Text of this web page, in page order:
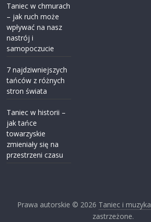
Taniec w chmurach
– jak ruch może
wpływać na nasz
nastrój i
samopoczucie
7 najdziwniejszych
tańców z różnych
stron świata
Taniec w historii –
jak tańce
towarzyskie
zmieniały się na
przestrzeni czasu
Prawa autorskie © 2026 Taniec i muzyka
zastrzeżone.